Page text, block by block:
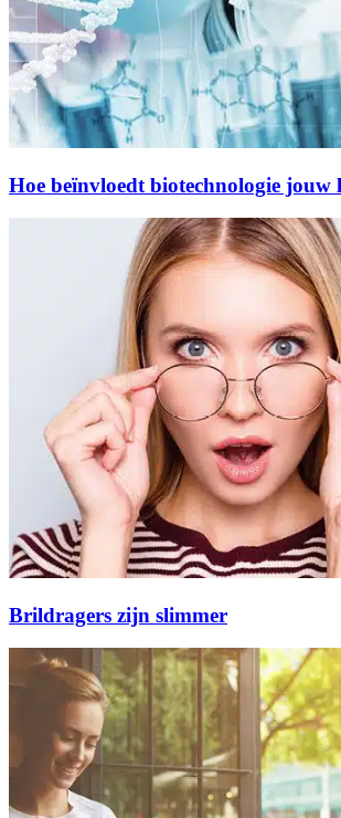
Hoe beïnvloedt biotechnologie jouw
Brildragers zijn slimmer